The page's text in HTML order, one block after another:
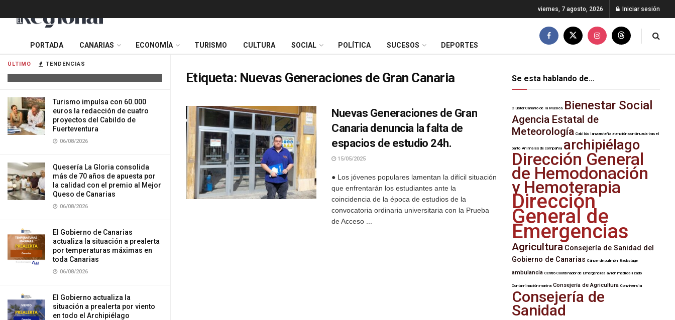
ÚLTIMO TENDENCIAS
la colisión de dos vehículos en
Turismo impulsa con 60.000
euros la redacción de cuatro
proyectos del Cabildo de
Fuerteventura
06/08/2026
Quesería La Gloria consolida
más de 70 años de apuesta por
la calidad con el premio al Mejor
Queso de Canarias
06/08/2026
El Gobierno de Canarias
actualiza la situación a prealerta
por temperaturas máximas en
toda Canarias
06/08/2026
El Gobierno actualiza la
situación a prealerta por viento
en todo el Archipiélago
viernes, 7 agosto, 2026 Iniciar sesión
PORTADA CANARIAS ECONOMÍA TURISMO CULTURA SOCIAL POLÍTICA SUCESOS DEPORTES
Etiqueta: Nuevas Generaciones de Gran Canaria
Nuevas Generaciones de Gran
Canaria denuncia la falta de
espacios de estudio 24h.
15/05/2025
● Los jóvenes populares lamentan la difícil situación
que enfrentarán los estudiantes ante la
coincidencia de la época de estudios de la
convocatoria ordinaria universitaria con la Prueba
de Acceso ...
Se esta hablando de…
Clúster Canario de la Música Bienestar Social
Agencia Estatal de
Meteorología Cabildo lanzaroteño atención continuada tras el
parto Animales de compañía archipiélago
Dirección General
de Hemodonación
y Hemoterapia
Dirección
General de
Emergencias
Agricultura Consejería de Sanidad del
Gobierno de Canarias Cáncer de pulmón Backstage
ambulancia Centro Coordinador de Emergencias avión medicalizado
Contaminación marina Consejería de Agricultura Convivencia
Consejería de
Sanidad